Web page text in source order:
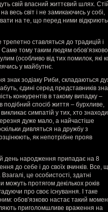
свій власний життєвий шлях.
весь світ і не замикаючись у собі,
на те, що перед ними
ставляться до традицій і
Саме тому таким людям обов’язково
(особливо від тих помилок, які
у майбутнє.
знак зодіаку Риби, складаються
єдині серед представників
конкурентів в такому випадку –
подібний спосіб життя – бурхливе,
симпатій у тих, хто
дуже мало, а найчастіше
дивляться на дружбу з
як непотрібне прояв
день народження припадає на 8
до себе і до своїх вчинків. Все,
це особистості, здатні
протягом декількох років
про своє існування. І таке
обов’язково настає такий
приголомшливе враження на